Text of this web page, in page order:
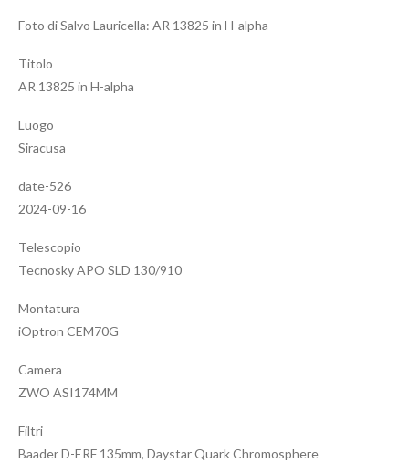
Foto di Salvo Lauricella: AR 13825 in H-alpha
Titolo
AR 13825 in H-alpha
Luogo
Siracusa
date-526
2024-09-16
Telescopio
Tecnosky APO SLD 130/910
Montatura
iOptron CEM70G
Camera
ZWO ASI174MM
Filtri
Baader D-ERF 135mm, Daystar Quark Chromosphere